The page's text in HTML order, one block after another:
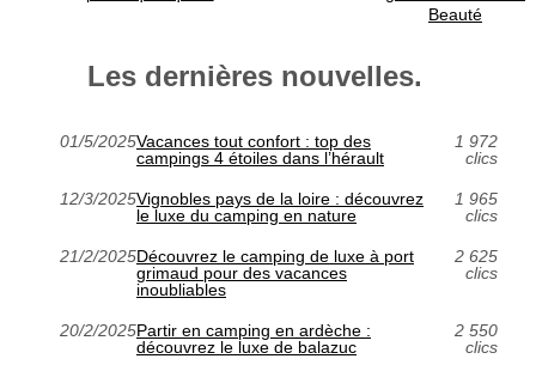
Beauté
Les dernières nouvelles.
01/5/2025Vacances tout confort : top des
campings 4 étoiles dans l’hérault
1 972
clics
12/3/2025Vignobles pays de la loire : découvrez
le luxe du camping en nature
1 965
clics
21/2/2025Découvrez le camping de luxe à port
grimaud pour des vacances
inoubliables
2 625
clics
20/2/2025Partir en camping en ardèche :
découvrez le luxe de balazuc
2 550
clics